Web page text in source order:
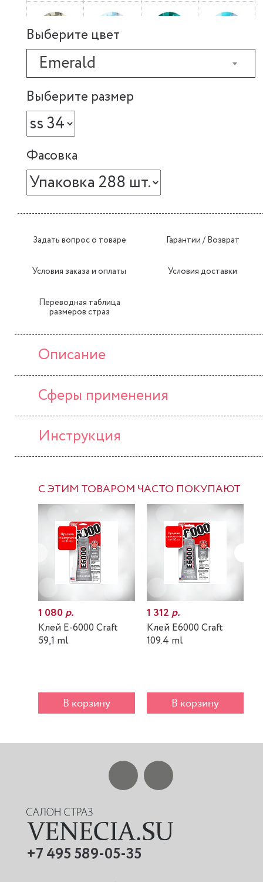
Выберите цвет
Emerald
Выберите размер
Фасовка
Задать вопрос о товаре Гарантии / Возврат
Условия заказа и оплаты Условия доставки
Переводная таблица
размеров страз
Описание
Сферы применения
Инструкция
С ЭТИМ ТОВАРОМ ЧАСТО ПОКУПАЮТ
1 080р.
Клей E-6000 Craft
59,1 ml
В корзину
1 312р.
Клей E6000 Craft
109.4 ml
В корзину
+7 495 589-05-35